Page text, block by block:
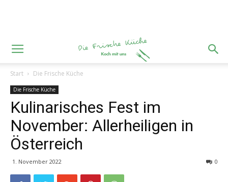
Start Die Frische Küche
Die Frische Küche
Kulinarisches Fest im
November: Allerheiligen in
Österreich
1. November 2022 0